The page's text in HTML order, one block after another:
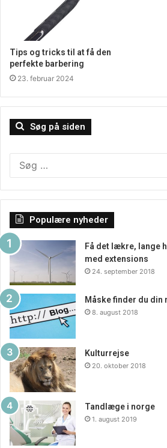
Tips og tricks til at få den
perfekte barbering
23. februar 2024
Søg på siden
Populære nyheder
Få det lækre, lange
med extensions
24. september 2018
Måske finder du
8. august 2018
Kulturrejse
20. oktober 2018
Tandlæge i norge
1. august 2019